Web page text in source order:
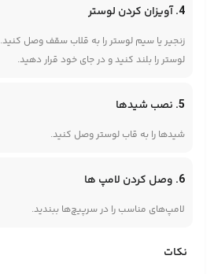
4. آویزان کردن لوستر
زنجیر یا سیم لوستر را به قلاب سقف وصل کنید.
لوستر را بلند کنید و در جای خود قرار دهید.
5. نصب شیدها
شیدها را به قاب لوستر وصل کنید.
6. وصل کردن لامپ ها
لامپ‌های مناسب را در سرپیچ‌ها ببندید.
نکات